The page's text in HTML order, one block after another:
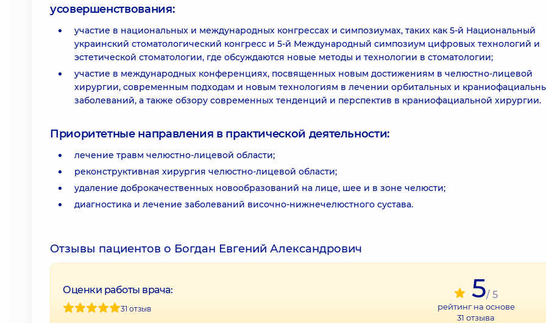
усовершенствования:
участие в национальных и международных конгрессах и симпозиумах, таких как 5-й Национальный
украинский стоматологический конгресс и 5-й Международный симпозиум цифровых технологий и
эстетической стоматологии, где обсуждаются новые методы и технологии в стоматологии;
участие в международных конференциях, посвященных новым достижениям в челюстно-лицевой
хирургии, современным подходам и новым технологиям в лечении орбитальных и
заболеваний, а также обзору современных тенденций и перспектив в краниофациальной хирургии.
Приоритетные направления в практической деятельности:
лечение травм челюстно-лицевой области;
реконструктивная хирургия челюстно-лицевой области;
удаление доброкачественных новообразований на лице, шее и в зоне челюсти;
диагностика и лечение заболеваний височно-нижнечелюстного сустава.
Отзывы пациентов о Богдан Евгений Александрович
Оценки работы врача:
31 отзыв
5/ 5
рейтинг на основе
31 отзыва